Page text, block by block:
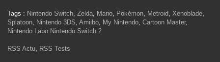
Tags : Nintendo Switch, Zelda, Mario, Pokémon, Metroid, Xenoblade,
Splatoon, Nintendo 3DS, Amiibo, My Nintendo, Cartoon Master,
Nintendo Labo Nintendo Switch 2
RSS Actu, RSS Tests